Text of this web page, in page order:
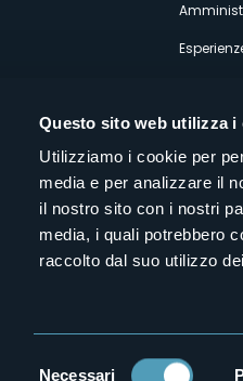
Questo sito web utilizza i
Utilizziamo i cookie per
media e per analizzare il
il nostro sito con i nostri
media, i quali potrebbero
raccolto dal suo utilizzo
Necessari
Scrl
Corso Italia 26 - 28838 Stresa VB -
edistrettolaghi@legalmail.it